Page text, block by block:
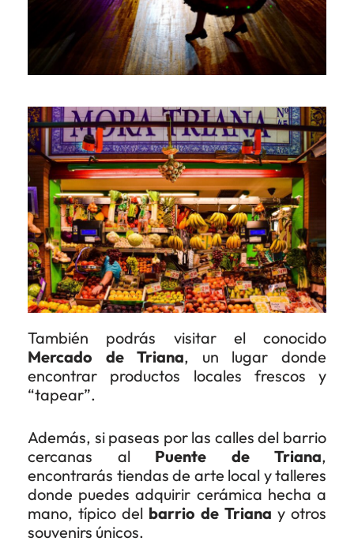
También podrás visitar el conocido
Mercado de Triana, un lugar donde
encontrar productos locales frescos y
“tapear”.
Además, si paseas por las calles del barrio
cercanas al Puente de Triana,
encontrarás tiendas de arte local y talleres
donde puedes adquirir cerámica hecha a
mano, típico del barrio de Triana y otros
souvenirs únicos.